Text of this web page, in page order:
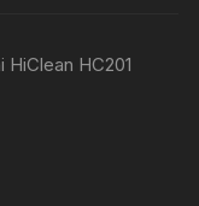
HC201